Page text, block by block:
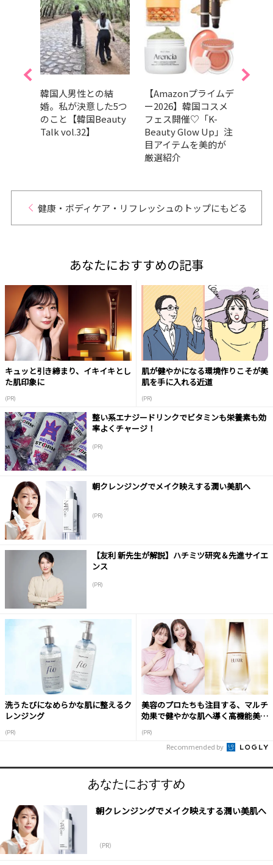
韓国人男性との結
婚。私が決意した5つ
のこと【韓国Beauty
Talk vol.32】
【Amazonプライムデ
ー2026】韓国コスメ
フェス開催♡「K-
Beauty Glow Up」注
目アイテムを美的が
厳選紹介
健康・ボディケア・リフレッシュのトップにもどる
あなたにおすすめの記事
キュッと引き締まり、イキイキとし
た肌印象に
(PR)
肌が健やかになる環境作りこそが美
肌を手に入れる近道
(PR)
整い系エナジードリンクでビタミンも栄養素も効
率よくチャージ！
(PR)
朝クレンジングでメイク映えする潤い美肌へ
(PR)
【友利 新先生が解説】ハチミツ研究＆先進サイエ
ンス
(PR)
洗うたびになめらかな肌に整えるク
レンジング
(PR)
美容のプロたちも注目する、マルチ
効果で健やかな肌へ導く高機能美容
(PR)
Recommended by
あなたにおすすめ
朝クレンジングでメイク映えする潤い美肌へ
（PR）